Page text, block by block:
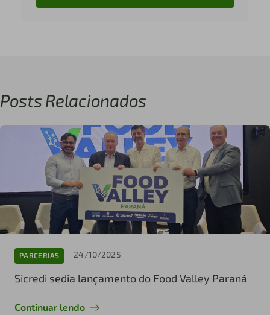
Posts Relacionados
PARCERIAS 24/10/2025
Sicredi sedia lançamento do Food Valley Paraná
Continuar lendo